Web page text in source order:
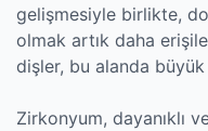
gelişmesiyle birlikte,
olmak artık daha
dişler, bu alanda
Zirkonyum, dayanıklı